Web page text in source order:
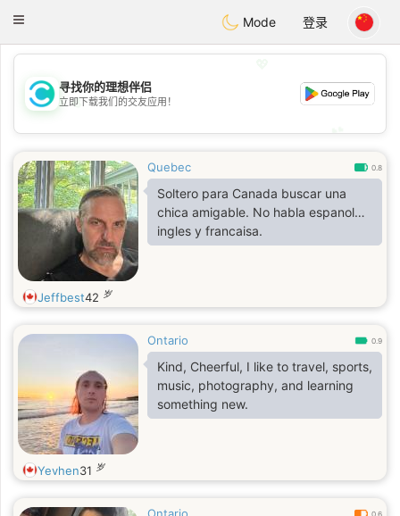
Citas
Toggle
Mode 登录
💖
💕
寻找你的理想伴侣
立即下载我们的交友应用！
Quebec 0.8
Soltero para Canada buscar una
chica amigable. No habla espanol…
ingles y francaisa.
Jeffbest42 岁
Ontario 0.9
Kind, Cheerful, I like to travel, sports,
music, photography, and learning
something new.
Yevhen31 岁